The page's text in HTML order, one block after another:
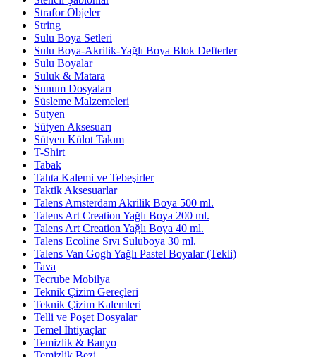
Strafor Objeler
String
Sulu Boya Setleri
Sulu Boya-Akrilik-Yağlı Boya Blok Defterler
Sulu Boyalar
Suluk & Matara
Sunum Dosyaları
Süsleme Malzemeleri
Sütyen
Sütyen Aksesuarı
Sütyen Külot Takım
T-Shirt
Tabak
Tahta Kalemi ve Tebeşirler
Taktik Aksesuarlar
Talens Amsterdam Akrilik Boya 500 ml.
Talens Art Creation Yağlı Boya 200 ml.
Talens Art Creation Yağlı Boya 40 ml.
Talens Ecoline Sıvı Suluboya 30 ml.
Talens Van Gogh Yağlı Pastel Boyalar (Tekli)
Tava
Tecrube Mobilya
Teknik Çizim Gereçleri
Teknik Çizim Kalemleri
Telli ve Poşet Dosyalar
Temel İhtiyaçlar
Temizlik & Banyo